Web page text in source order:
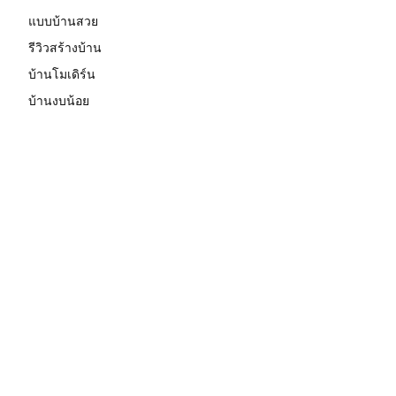
แบบบ้านสวย
รีวิวสร้างบ้าน
บ้านโมเดิร์น
บ้านงบน้อย